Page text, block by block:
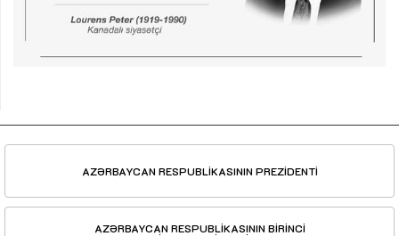
AZƏRBAYCAN RESPUBLİKASININ PREZİDENTİ
AZƏRBAYCAN RESPUBLİKASININ BİRİNCİ